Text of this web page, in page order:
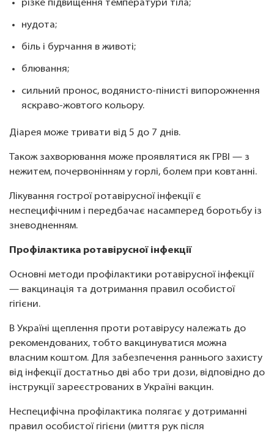
різке підвищення температури тіла;
нудота;
біль і бурчання в животі;
блювання;
сильний пронос, водянисто-пінисті випорожнення
яскраво-жовтого кольору.
Діарея може тривати від 5 до 7 днів.
Також захворювання може проявлятися як ГРВІ — з
нежитем, почервонінням у горлі, болем при ковтанні.
Лікування гострої ротавірусної інфекції є
неспецифічним і передбачає насамперед боротьбу із
зневодненням.
Профілактика ротавірусної інфекції
Основні методи профілактики ротавірусної інфекції
— вакцинація та дотримання правил особистої
гігієни.
В Україні щеплення проти ротавірусу належать до
рекомендованих, тобто вакцинуватися можна
власним коштом. Для забезпечення раннього захисту
від інфекції достатньо дві або три дози, відповідно до
інструкції зареєстрованих в Україні вакцин.
Неспецифічна профілактика полягає у дотриманні
правил особистої гігієни (миття рук після